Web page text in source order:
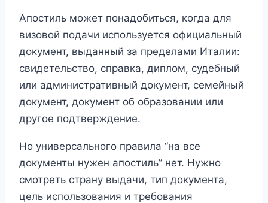
Апостиль может понадобиться, когда для
визовой подачи используется официальный
документ, выданный за пределами Италии:
свидетельство, справка, диплом, судебный
или административный документ, семейный
документ, документ об образовании или
другое подтверждение.
Но универсального правила “на все
документы нужен апостиль” нет. Нужно
смотреть страну выдачи, тип документа,
цель использования и требования